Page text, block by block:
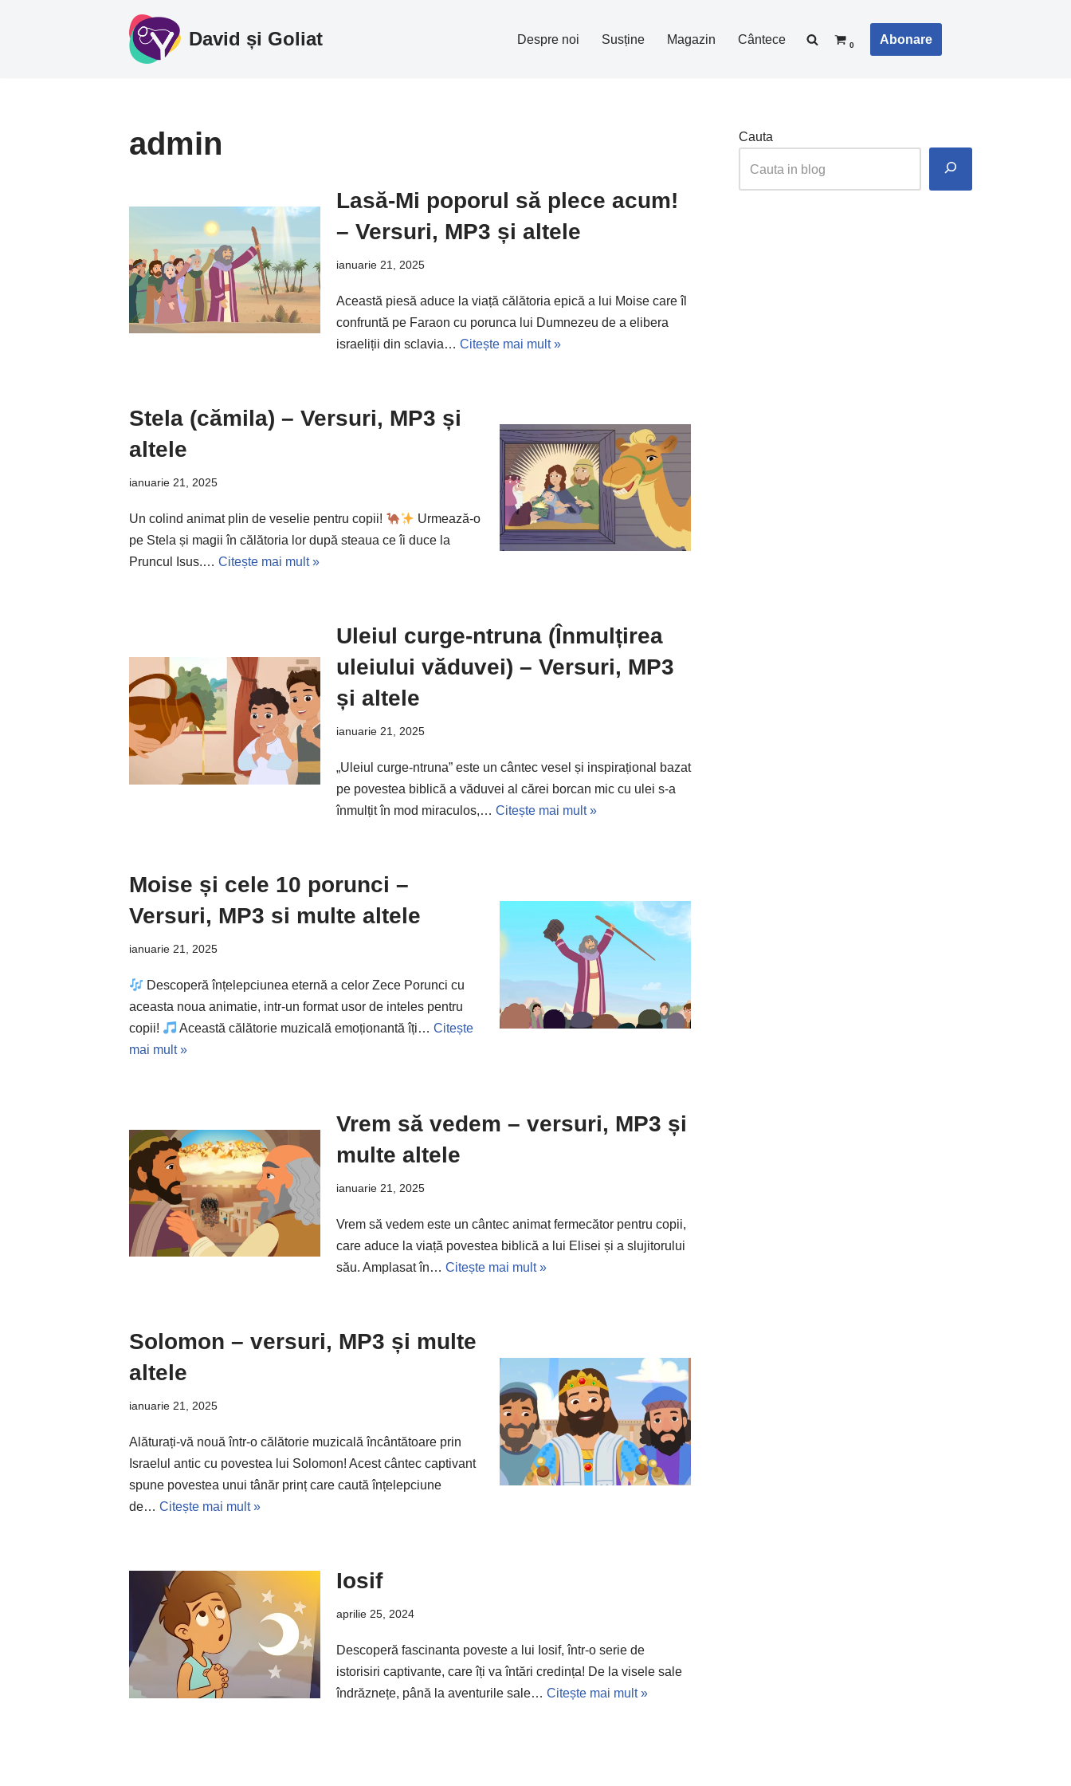
David și Goliat Despre noi Susține Magazin Cântece 0 Abonare
admin
Lasă-Mi poporul să plece acum!
– Versuri, MP3 și altele
ianuarie 21, 2025
Această piesă aduce la viață călătoria epică a lui Moise care îl
confruntă pe Faraon cu porunca lui Dumnezeu de a elibera
israeliții din sclavia… Citește mai mult »
Stela (cămila) – Versuri, MP3 și
altele
ianuarie 21, 2025
Un colind animat plin de veselie pentru copii!
Urmează-o
pe Stela și magii în călătoria lor după steaua ce îi duce la
Pruncul Isus.… Citește mai mult »
Uleiul curge-ntruna (Înmulțirea
uleiului văduvei) – Versuri, MP3
și altele
ianuarie 21, 2025
„Uleiul curge-ntruna” este un cântec vesel și inspirațional bazat
pe povestea biblică a văduvei al cărei borcan mic cu ulei s-a
înmulțit în mod miraculos,… Citește mai mult »
Moise și cele 10 porunci –
Versuri, MP3 si multe altele
ianuarie 21, 2025
Descoperă înțelepciunea eternă a celor Zece Porunci cu
aceasta noua animatie, intr-un format usor de inteles pentru
copii!
Această călătorie muzicală emoționantă îți…Citește
mai mult »
Vrem să vedem – versuri, MP3 și
multe altele
ianuarie 21, 2025
Vrem să vedem este un cântec animat fermecător pentru copii,
care aduce la viață povestea biblică a lui Elisei și a slujitorului
său. Amplasat în… Citește mai mult »
Solomon – versuri, MP3 și multe
altele
ianuarie 21, 2025
Alăturați-vă nouă într-o călătorie muzicală încântătoare prin
Israelul antic cu povestea lui Solomon! Acest cântec captivant
spune povestea unui tânăr prinț care caută înțelepciune
de… Citește mai mult »
Iosif
aprilie 25, 2024
Descoperă fascinanta poveste a lui Iosif, într-o serie de
istorisiri captivante, care îți va întări credința! De la visele sale
îndrăznețe, până la aventurile sale… Citește mai mult »
Cauta